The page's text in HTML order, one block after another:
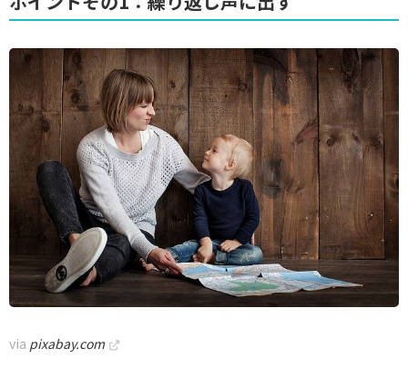
via pixabay.com